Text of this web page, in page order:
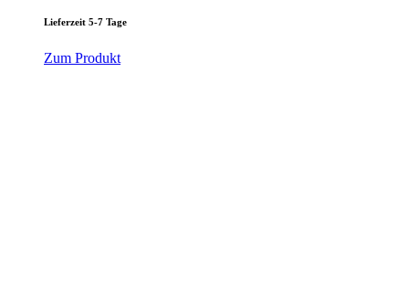
Lieferzeit 5-7 Tage
Zum Produkt